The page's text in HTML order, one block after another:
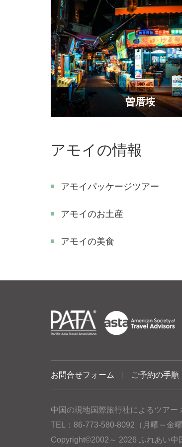
​曽厝垵
アモイの情報
アモイパッケージツアー
アモイのお土産
アモイの美食
お問合せフォーム ご予約の手順
中国の現地国際旅行社によるツアー
TEL：86-773-580-8092（月曜～金
Copyright©2002～ 2026 ふれあい